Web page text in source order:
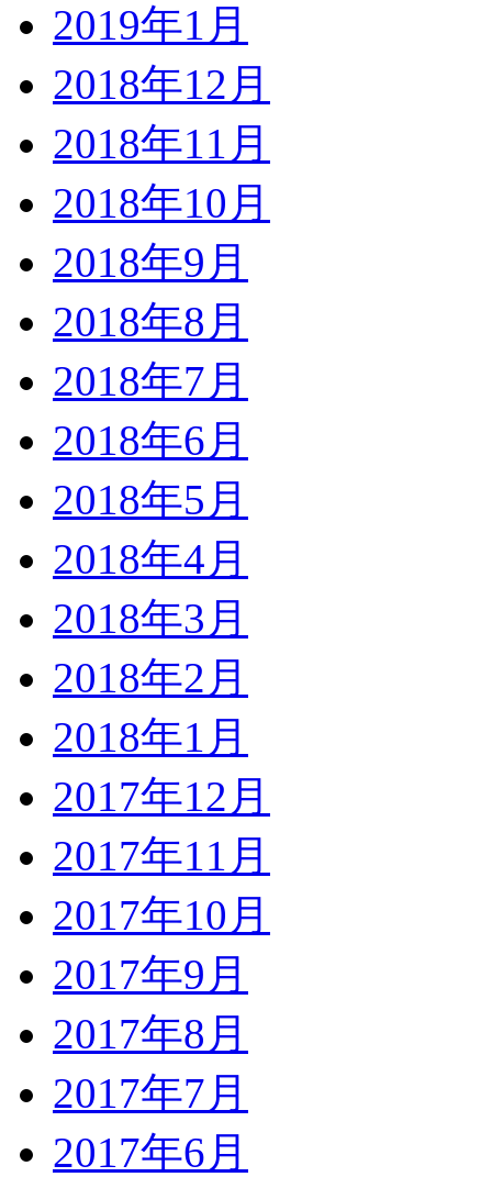
2019年1月
2018年12月
2018年11月
2018年10月
2018年9月
2018年8月
2018年7月
2018年6月
2018年5月
2018年4月
2018年3月
2018年2月
2018年1月
2017年12月
2017年11月
2017年10月
2017年9月
2017年8月
2017年7月
2017年6月